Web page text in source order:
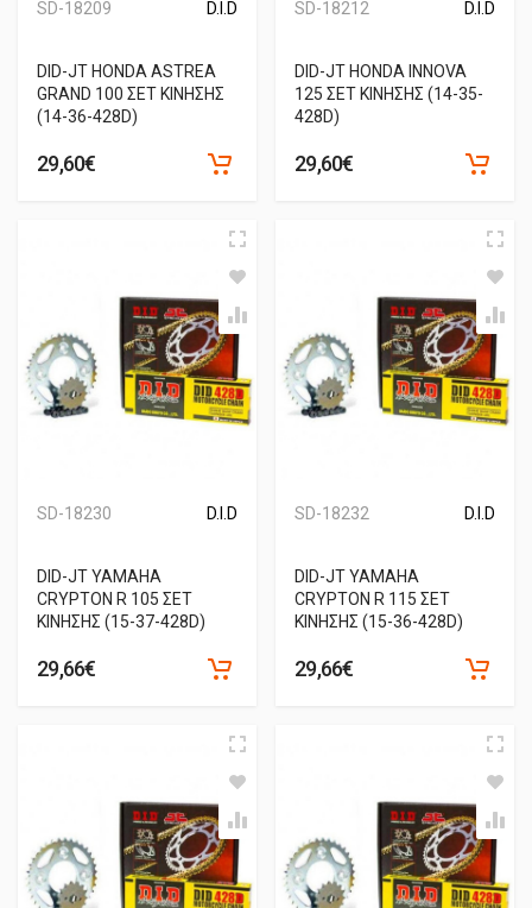
SD-18209 D.I.D
DID-JT HONDA ASTREA
GRAND 100 ΣΕΤ ΚΙΝΗΣΗΣ
(14-36-428D)
29,60€
SD-18212 D.I.D
DID-JT HONDA INNOVA
125 ΣΕΤ ΚΙΝΗΣΗΣ (14-35-
428D)
29,60€
SD-18230 D.I.D
DID-JT YAMAHA
CRYPTON R 105 ΣΕΤ
ΚΙΝΗΣΗΣ (15-37-428D)
29,66€
SD-18232 D.I.D
DID-JT YAMAHA
CRYPTON R 115 ΣΕΤ
ΚΙΝΗΣΗΣ (15-36-428D)
29,66€